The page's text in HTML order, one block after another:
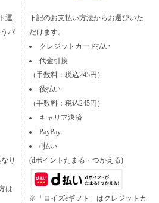
運
パ
り
は
下記のお支払い方法からお選びいた
だけます。
クレジットカード払い
代金引換
（手数料：税込245円）
後払い
（手数料：税込245円）
キャリア決済
PayPay
d払い
(dポイントたまる・つかえる)
※「ロイズeギフト」はクレジットカ